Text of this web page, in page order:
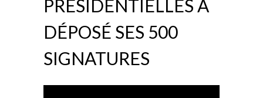
PRÉSIDENTIELLES A
DÉPOSÉ SES 500
SIGNATURES